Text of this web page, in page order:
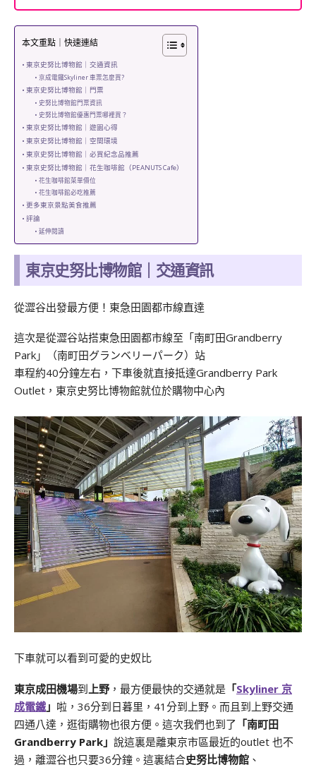
本文重點｜快速連結
東京史努比博物館｜交通資訊
京成電鐵Skyliner 車票怎麼買?
東京史努比博物館｜門票
史努比博物館門票資訊
史努比博物館優惠門票哪裡買？
東京史努比博物館｜遊園心得
東京史努比博物館｜空間環境
東京史努比博物館｜必買紀念品推薦
東京史努比博物館｜花生咖啡館（PEANUTS Cafe）
花生咖啡館菜單價位
花生咖啡館必吃推薦
更多東京景點美食推薦
評論
延伸閱讀
東京史努比博物館｜交通資訊
從澀谷出發最方便！東急田園都市線直達
這次是從澀谷站搭東急田園都市線至「南町田Grandberry
Park」（南町田グランベリーパーク）站
車程約40分鐘左右，下車後就直接抵達Grandberry Park
Outlet，東京史努比博物館就位於購物中心內
下車就可以看到可愛的史奴比
東京成田機場到 上野 ，最方便最快的交通就是 「Skyliner 京
成電鐵 」 啦，36分到日暮里，41分到上野。而且到上野交通
四通八達，逛街購物也很方便。這次我們也到了 「南町田
Grandberry Park」 說這裏是離東京市區最近的outlet 也不
過，離澀谷也只要36分鐘。這裏結合史努比博物館 、